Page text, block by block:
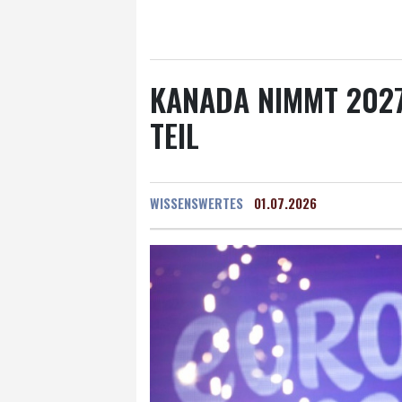
KANADA NIMMT
TEIL
WISSENSWERTES 01.07.2026